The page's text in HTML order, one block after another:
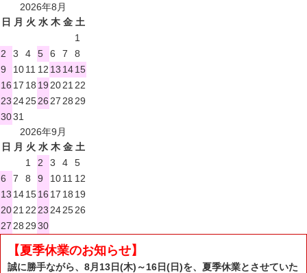
2026年8月
日 月 火 水 木 金 土
1
2
3 4 5 6 7
8
9
1011 12 13 1415
16 17 18 19 2021 22
23 242526 27 28 29
3031
2026年9月
日 月 火 水 木 金 土
1
2 3 4
5
6
7 8 9 1011 12
13 141516 17 18 19
2021 22 23 242526
27 28 2930
【夏季休業のお知らせ】
誠に勝手ながら、8月13日(木)～16日(日)を、夏季休業とさせていた